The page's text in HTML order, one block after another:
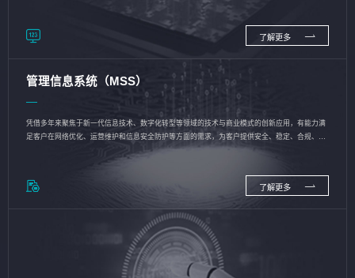
了解更多
管理信息系统（MSS）
凭借多年来聚焦于新一代信息技术、数字化转型等领域的技术与商业模式的创新应用，有能力满
足客户在网络优化、运营维护和信息安全防护等方面的需求，为客户提供安全、稳定、合规、持
了解更多